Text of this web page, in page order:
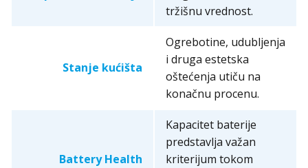
tržišnu vrednost.
Stanje kućišta
Ogrebotine, udubljenja
i druga estetska
oštećenja utiču na
konačnu procenu.
Battery Health
Kapacitet baterije
predstavlja važan
kriterijum tokom